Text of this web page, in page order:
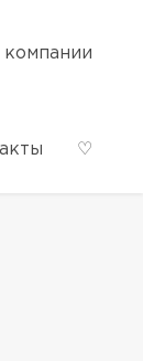
♡